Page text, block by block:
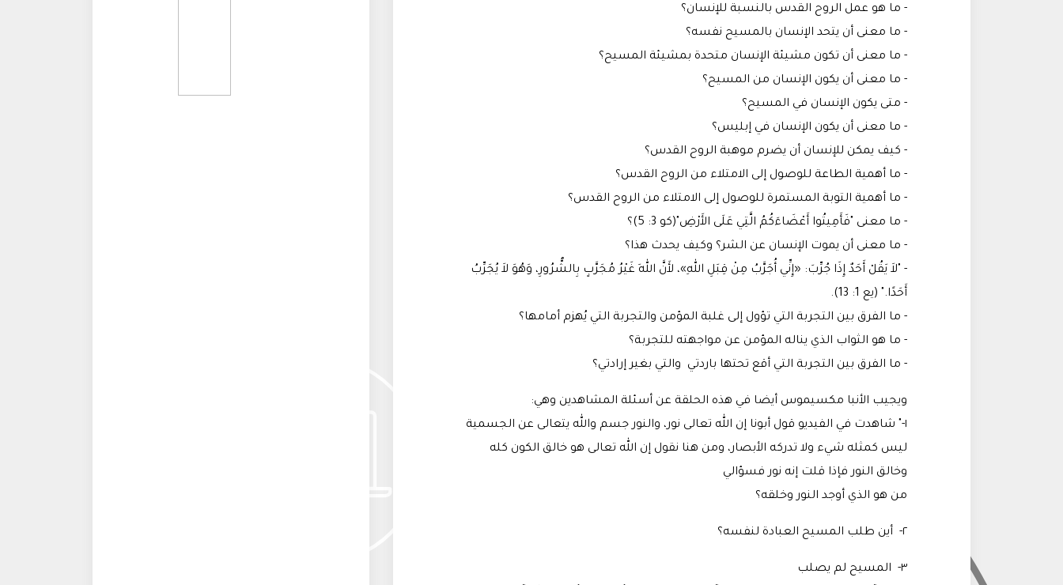
- ما هو عمل الروح القدس بالنسبة للإنسان؟
- ما معنى أن يتحد الإنسان بالمسيح نفسه؟
- ما معنى أن تكون مشيئة الإنسان متحدة بمشيئة المسيح؟
- ما معنى أن يكون الإنسان من المسيح؟
- متى يكون الإنسان في المسيح؟
- ما معنى أن يكون الإنسان في إبليس؟
- كيف يمكن للإنسان أن يضرم موهبة الروح القدس؟
- ما أهمية الطاعة للوصول إلى الامتلاء من الروح القدس؟
- ما أهمية التوبة المستمرة للوصول إلى الامتلاء من الروح القدس؟
- ما معنى "فَأَمِيتُوا أَعْضَاءَكُمُ الَّتِي عَلَى الأَرْضِ"(كو 3: 5)؟
- ما معنى أن يموت الإنسان عن الشر؟ وكيف يحدث هذا؟
- "لاَ يَقُلْ أَحَدٌ إِذَا جُرِّبَ: «إِنِّي أُجَرَّبُ مِنْ قِبَلِ اللهِ»، لأَنَّ اللهَ غَيْرُ مُجَرَّبٍ بِالشُّرُورِ، وَهُوَ لاَ يُجَرِّبُ
أَحَدًا." (يع 1: 13).
- ما الفرق بين التجربة التي تؤول إلى غلبة المؤمن والتجربة التي يُهزم أمامها؟
- ما هو الثواب الذي يناله المؤمن عن مواجهته للتجربة؟
- ما الفرق بين التجربة التي أقع تحتها باردتي والتي بغير إرادتي؟
ويجيب الأنبا مكسيموس أيضا في هذه الحلقة عن أسئلة المشاهدين وهي:
١-" شاهدت في الفيديو قول أبونا إن الله تعالى نور، والنور جسم والله يتعالى عن الجسمية
ليس كمثله شيء ولا تدركه الأبصار، ومن هنا نقول إن الله تعالى هو خالق الكون كله
وخالق النور فإذا قلت إنه نور فسؤالي
من هو الذي أوجد النور وخلقه؟
٢- أين طلب المسيح العبادة لنفسه؟
٣- المسيح لم يصلب